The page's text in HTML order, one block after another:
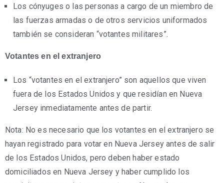
Los cónyuges o las personas a cargo de un miembro de
las fuerzas armadas o de otros servicios uniformados
también se consideran “votantes militares”.
Votantes en el extranjero
Los “votantes en el extranjero” son aquellos que viven
fuera de los Estados Unidos y que residían en Nueva
Jersey inmediatamente antes de partir.
Nota: No es necesario que los votantes en el extranjero se
hayan registrado para votar en Nueva Jersey antes de salir
de los Estados Unidos, pero deben haber estado
domiciliados en Nueva Jersey y haber cumplido los